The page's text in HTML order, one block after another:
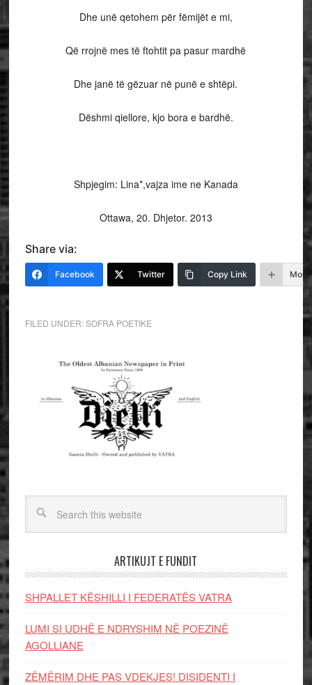
Dhe unë qetohem për fëmijët e mi,
Që rrojnë mes të ftohtit pa pasur mardhë
Dhe janë të gëzuar në punë e shtëpi.
Dëshmi qiellore, kjo bora e bardhë.
Shpjegim: Lina*,vajza ime ne Kanada
Ottawa, 20. Dhjetor. 2013
Share via:
Facebook Twitter Copy Link More
FILED UNDER:SOFRA POETIKE
ARTIKUJT E FUNDIT
SHPALLET KËSHILLI I FEDERATËS VATRA
LUMI SI UDHË E NDRYSHIM NË POEZINË
AGOLLIANE
ZËMËRIM DHE PAS VDEKJES! DISIDENTI I